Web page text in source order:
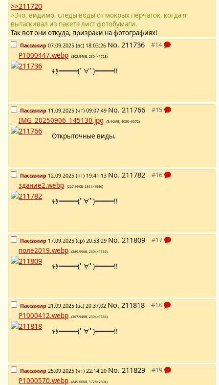
>>211720
>Это, видимо, следы воды от мокрых перчаток, когда я
вытаскивал из пакета лист фотобумаги.
Так вот они откуда, призраки на фотографиях!
Пассажир 07.09.2025 (вс) 18:03:26 No. 211736
P1000447.webp - (802.54KB, 2304×1728)
ｷﾀ━━━(ﾟ∀ﾟ)━━━!!
Пассажир 11.09.2025 (чт) 09:07:49 No. 211766
IMG_20250906_145130.jpg - (3.46MB, 4080×3072)
Открыточные виды.
Пассажир 12.09.2025 (пт) 19:41:13 No. 211782
здание2.webp - (227.99KB, 2341×1546)
ｷﾀ━━━(ﾟ∀ﾟ)━━━!!
Пассажир 17.09.2025 (ср) 20:53:29 No. 211809
поле2019.webp - (285.55KB, 2304×1536)
ｷﾀ━━━(ﾟ∀ﾟ)━━━!!
Пассажир 21.09.2025 (вс) 20:37:02 No. 211818
P1000412.webp - (367.94KB, 2304×1536)
ｷﾀ━━━(ﾟ∀ﾟ)━━━!!
Пассажир 25.09.2025 (чт) 22:14:20 No. 211829
P1000570.webp - (845.00KB, 1728×2304)